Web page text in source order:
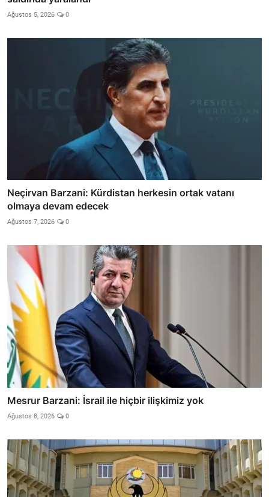
Ağustos 5, 2026 0
Neçirvan Barzani: Kürdistan herkesin ortak vatanı
olmaya devam edecek
Ağustos 7, 2026 0
Mesrur Barzani: İsrail ile hiçbir ilişkimiz yok
Ağustos 8, 2026 0